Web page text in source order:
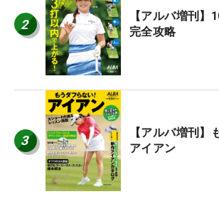
2
【アルバ増刊
完全攻略
3
【アルバ増刊】
アイアン